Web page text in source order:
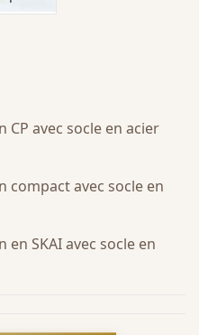
CP avec socle en acier
compact avec socle en
en SKAI avec socle en